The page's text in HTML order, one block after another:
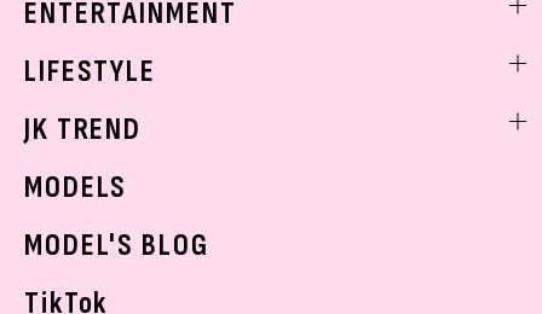
ベストコスメ
ボディケア
学校ヘアメイク
ENTERTAINMENT
K-POP
LIFESTYLE
モデルの購入品
JK TREND
MODELS
MODEL'S BLOG
TikTok